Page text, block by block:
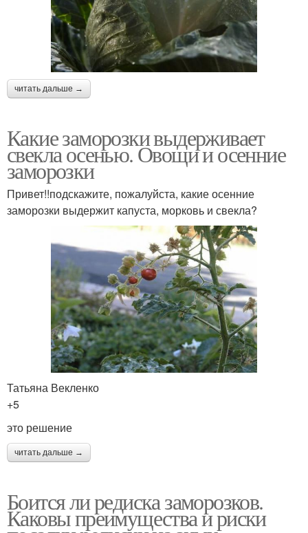
читать дальше →
Какие заморозки выдерживает
свекла осенью. Овощи и осенние
заморозки
Привет!!подскажите, пожалуйста, какие осенние
заморозки выдержит капуста, морковь и свекла?
Татьяна Векленко
+5
это решение
читать дальше →
Боится ли редиска заморозков.
Каковы преимущества и риски